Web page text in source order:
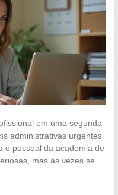
em uma segunda-
administrativas urgentes
o pessoal da academia de
mas às vezes se